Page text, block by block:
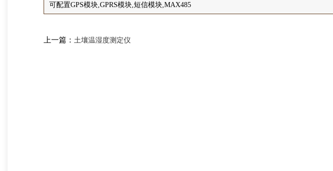
可配置GPS模块,GPRS模块,短信模块,MAX485
上一篇： 土壤温湿度测定仪